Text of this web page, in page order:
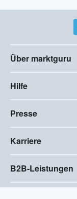
Über marktguru
Hilfe
Presse
Karriere
B2B-Leistungen